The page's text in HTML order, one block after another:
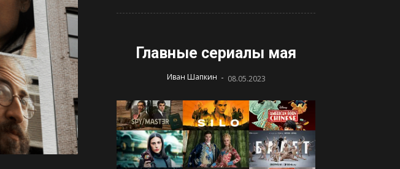
Главные сериалы мая
Иван Шапкин - 08.05.2023